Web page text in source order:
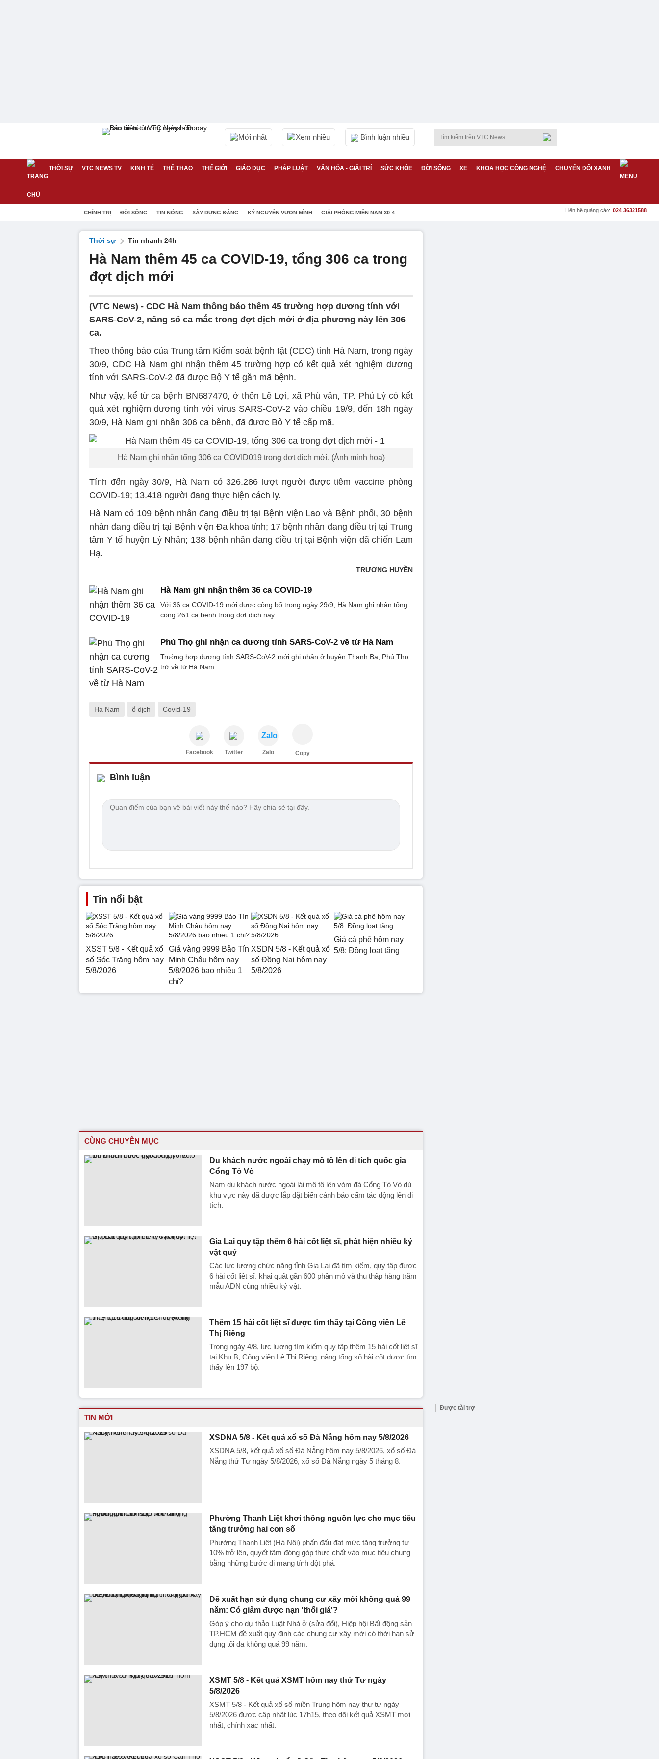
Mới nhất Xem nhiều Bình luận nhiều
THỜI SỰ VTC NEWS TV KINH TẾ THỂ THAO THẾ GIỚI GIÁO DỤC PHÁP LUẬT VĂN HÓA - GIẢI TRÍ SỨC KHỎE ĐỜI SỐNG XE KHOA HỌC CÔNG NGHỆ CHUYỂN ĐỔI XANH
CHÍNH TRỊ ĐỜI SỐNG TIN NÓNG XÂY DỰNG ĐẢNG KỶ NGUYÊN VƯƠN MÌNH GIẢI PHÓNG MIỀN NAM 30-4 Liên hệ quảng cáo: 024 36321588
Thời sự Tin nhanh 24h
Hà Nam thêm 45 ca COVID-19, tổng 306 ca trong
đợt dịch mới
(VTC News) - CDC Hà Nam thông báo thêm 45 trường hợp dương tính với
SARS-CoV-2, nâng số ca mắc trong đợt dịch mới ở địa phương này lên 306
ca.
Theo thông báo của Trung tâm Kiểm soát bệnh tật (CDC) tỉnh Hà Nam, trong ngày
30/9, CDC Hà Nam ghi nhận thêm 45 trường hợp có kết quả xét nghiệm dương
tính với SARS-CoV-2 đã được Bộ Y tế gắn mã bệnh.
Như vậy, kể từ ca bệnh BN687470, ở thôn Lê Lợi, xã Phù vân, TP. Phủ Lý có kết
quả xét nghiệm dương tính với virus SARS-CoV-2 vào chiều 19/9, đến 18h ngày
30/9, Hà Nam ghi nhận 306 ca bệnh, đã được Bộ Y tế cấp mã.
Hà Nam ghi nhận tổng 306 ca COVID019 trong đợt dịch mới. (Ảnh minh hoạ)
Tính đến ngày 30/9, Hà Nam có 326.286 lượt người được tiêm vaccine phòng
COVID-19; 13.418 người đang thực hiện cách ly.
Hà Nam có 109 bệnh nhân đang điều trị tại Bệnh viện Lao và Bệnh phổi, 30 bệnh
nhân đang điều trị tại Bệnh viện Đa khoa tỉnh; 17 bệnh nhân đang điều trị tại Trung
tâm Y tế huyện Lý Nhân; 138 bệnh nhân đang điều trị tại Bệnh viện dã chiến Lam
Hạ.
TRƯƠNG HUYỀN
Hà Nam ghi nhận thêm 36 ca COVID-19
Với 36 ca COVID-19 mới được công bố trong ngày 29/9, Hà Nam ghi nhận tổng
cộng 261 ca bệnh trong đợt dịch này.
Phú Thọ ghi nhận ca dương tính SARS-CoV-2 về từ Hà Nam
Trường hợp dương tính SARS-CoV-2 mới ghi nhận ở huyện Thanh Ba, Phú Thọ
trở về từ Hà Nam.
Hà Nam ổ dịch Covid-19
Facebook Twitter
Zalo
Zalo Copy
Bình luận
Tin nổi bật
XSST 5/8 - Kết quả xổ
số Sóc Trăng hôm nay
5/8/2026
Giá vàng 9999 Bảo Tín
Minh Châu hôm nay
5/8/2026 bao nhiêu 1
chỉ?
XSDN 5/8 - Kết quả xổ
số Đồng Nai hôm nay
5/8/2026
Giá cà phê hôm nay
5/8: Đồng loạt tăng
CÙNG CHUYÊN MỤC
Du khách nước ngoài chạy mô tô lên di tích quốc gia
Cổng Tò Vò
Nam du khách nước ngoài lái mô tô lên vòm đá Cổng Tò Vò dù
khu vực này đã được lắp đặt biển cảnh báo cấm tác động lên di
tích.
Gia Lai quy tập thêm 6 hài cốt liệt sĩ, phát hiện nhiều kỷ
vật quý
Các lực lượng chức năng tỉnh Gia Lai đã tìm kiếm, quy tập được
6 hài cốt liệt sĩ, khai quật gần 600 phần mộ và thu thập hàng trăm
mẫu ADN cùng nhiều kỷ vật.
Thêm 15 hài cốt liệt sĩ được tìm thấy tại Công viên Lê
Thị Riêng
Trong ngày 4/8, lực lượng tìm kiếm quy tập thêm 15 hài cốt liệt sĩ
tại Khu B, Công viên Lê Thị Riêng, nâng tổng số hài cốt được tìm
thấy lên 197 bộ.
TIN MỚI
XSDNA 5/8 - Kết quả xổ số Đà Nẵng hôm nay 5/8/2026
XSDNA 5/8, kết quả xổ số Đà Nẵng hôm nay 5/8/2026, xổ số Đà
Nẵng thứ Tư ngày 5/8/2026, xổ số Đà Nẵng ngày 5 tháng 8.
Phường Thanh Liệt khơi thông nguồn lực cho mục tiêu
tăng trưởng hai con số
Phường Thanh Liệt (Hà Nội) phấn đấu đạt mức tăng trưởng từ
10% trở lên, quyết tâm đóng góp thực chất vào mục tiêu chung
bằng những bước đi mang tính đột phá.
Đề xuất hạn sử dụng chung cư xây mới không quá 99
năm: Có giảm được nạn 'thổi giá'?
Góp ý cho dự thảo Luật Nhà ở (sửa đổi), Hiệp hội Bất động sản
TP.HCM đề xuất quy định các chung cư xây mới có thời hạn sử
dụng tối đa không quá 99 năm.
XSMT 5/8 - Kết quả XSMT hôm nay thứ Tư ngày
5/8/2026
XSMT 5/8 - Kết quả xổ số miền Trung hôm nay thư tư ngày
5/8/2026 được cập nhật lúc 17h15, theo dõi kết quả XSMT mới
nhất, chính xác nhất.
Được tài trợ